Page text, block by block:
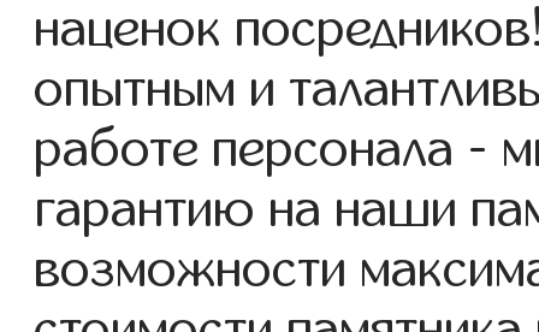
наценок
опытным и
работе персонала -
гарантию на наши
возможности